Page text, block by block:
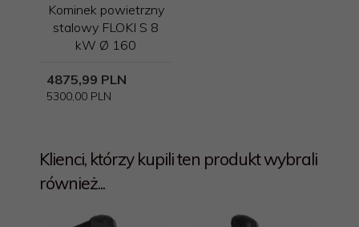
Kominek powietrzny
stalowy FLOKI S 8
kW Ø 160
4875,99 PLN
5300,00 PLN
Klienci, którzy kupili ten produkt wybrali
również...